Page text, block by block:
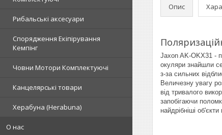
Рибальські аксесуари
Спорядження Екіпірування
Кемпінг
Човни Мотори Комплектуючі
Канцелярські товари
Херабуна (Herabuna)
О нас
Опис
Jaxon AK-OKX31 -
окуляри знайшли
з-за сильних
Величезну увагу
від тривалого
запобігаючи
найдрібніші